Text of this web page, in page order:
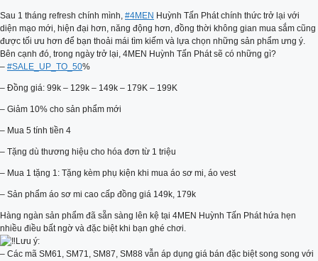
Sau 1 tháng refresh chính mình, #4MEN Huỳnh Tấn Phát chính thức trở lại với
diện mạo mới, hiện đại hơn, năng động hơn, đồng thời không gian mua sắm cũng
được tối ưu hơn để bạn thoải mái tìm kiếm và lựa chọn những sản phẩm ưng ý.
Bên cạnh đó, trong ngày trở lại, 4MEN Huỳnh Tấn Phát sẽ có những gì?
– #SALE_UP_TO_50%
– Đồng giá: 99k – 129k – 149k – 179K – 199K
– Giảm 10% cho sản phẩm mới
– Mua 5 tính tiền 4
– Tặng dù thương hiệu cho hóa đơn từ 1 triệu
– Mua 1 tặng 1: Tặng kèm phụ kiện khi mua áo sơ mi, áo vest
– Sản phẩm áo sơ mi cao cấp đồng giá 149k, 179k
Hàng ngàn sản phẩm đã sẵn sàng lên kệ tại 4MEN Huỳnh Tấn Phát hứa hẹn
nhiều điều bất ngờ và đặc biệt khi bạn ghé chơi.
Lưu ý:
– Các mã SM61, SM71, SM87, SM88 vẫn áp dụng giá bán đặc biệt song song với